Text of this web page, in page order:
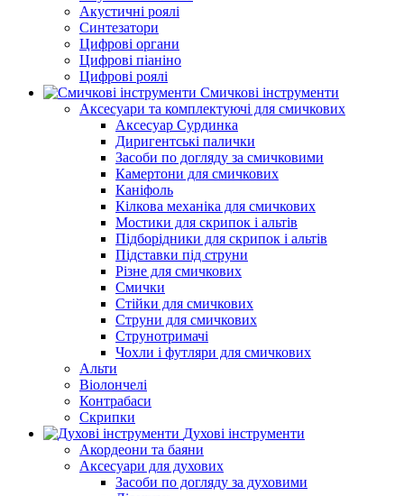
Акустичні роялі
Синтезатори
Цифрові органи
Цифрові піаніно
Цифрові роялі
Смичкові інструменти
Аксесуари та комплектуючі для смичкових
Аксесуар Сурдинка
Диригентські палички
Засоби по догляду за смичковими
Камертони для смичкових
Каніфоль
Кілкова механіка для смичкових
Мостики для скрипок і альтів
Підборiдники для скрипок і альтів
Підставки під струни
Різне для смичкових
Смички
Стійки для смичкових
Струни для смичкових
Струнотримачі
Чохли і футляри для смичкових
Альти
Віолончелі
Контрабаси
Скрипки
Духові інструменти
Акордеони та баяни
Аксесуари для духових
Засоби по догляду за духовими